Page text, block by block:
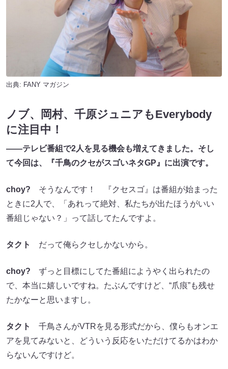
出典: FANY マガジン
ノブ、岡村、千原ジュニアもEverybody
に注目中！
――テレビ番組で2人を見る機会も増えてきました。そし
て今回は、『千鳥のクセがスゴいネタGP』に出演です。
choy? そうなんです！ 『クセスゴ』は番組が始まった
ときに2人で、「あれって絶対、私たちが出たほうがいい
番組じゃない？」って話してたんですよ。
タクト だって俺らクセしかないから。
choy? ずっと目標にしてた番組にようやく出られたの
で、本当に嬉しいですね。たぶんですけど、“爪痕”も残せ
たかなーと思いますし。
タクト
千鳥さんがVTRを見る形式だから、僕らもオンエ
アを見てみないと、どういう反応をいただけてるかはわか
らないんですけど。